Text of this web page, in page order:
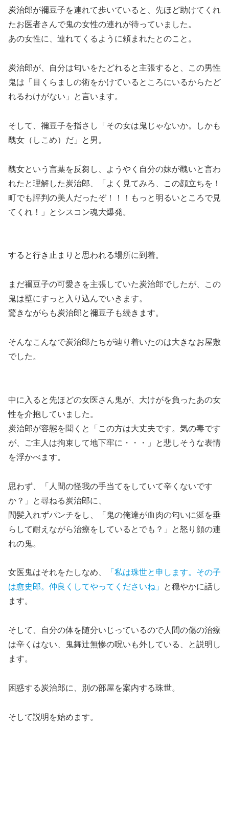
炭治郎が禰豆子を連れて歩いていると、 先ほど助けてくれ
たお医者さんで鬼の女性の連れが待っていました。
あの女性に、連れてくるように頼まれたとのこと。
炭治郎が、自分は匂いをたどれると主張すると、この男性
鬼は「目くらましの術をかけているところにいるからたど
れるわけがない」と言います。
そして、禰豆子を指さし「その女は鬼じゃないか。しかも
醜女 （しこめ）だ」と男。
醜女という言葉を反芻し、ようやく自分の妹が醜いと言わ
れたと理解した炭治郎、「よく見てみろ、この顔立ちを！
町でも評判の美人だったぞ！！！もっと明るいところで見
てくれ！」とシスコン魂大爆発。
すると行き止まりと思われる場所に到着。
まだ禰豆子の可愛さを主張していた炭治郎でしたが、この
鬼は壁にすっと入り込んでいきます。
驚きながらも炭治郎と禰豆子も続きます。
そんなこんなで炭治郎たちが辿り着いたのは大きなお屋敷
でした。
中に入ると先ほどの女医さん鬼が、大けがを負ったあの女
性を介抱していました。
炭治郎が容態を聞くと「この方は大丈夫です。気の毒です
が、ご主人は拘束して地下牢に・・・」と悲しそうな表情
を浮かべます。
思わず、「人間の怪我の手当てをしていて辛くないです
か？」と尋ねる炭治郎に、
間髪入れずパンチをし、「鬼の俺達が血肉の匂いに涎を垂
らして耐えながら治療をしているとでも？」と怒り顔の連
れの鬼。
女医鬼はそれをたしなめ、
「私は珠世と申します。その子
は愈史郎。仲良くしてやってくださいね」
と穏やかに話し
ます。
そして、
自分の体を随分いじっているので人間の傷の治療
は辛くはない、鬼舞辻無惨の呪いも外している
、と説明し
ます。
困惑する炭治郎に、別の部屋を案内する珠世。
そして説明を始めます。